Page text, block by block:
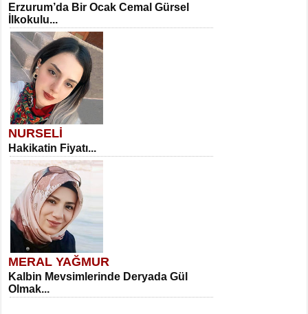
Erzurum’da Bir Ocak Cemal Gürsel
İlkokulu...
NURSELİ
Hakikatin Fiyatı...
MERAL YAĞMUR
Kalbin Mevsimlerinde Deryada Gül
Olmak...